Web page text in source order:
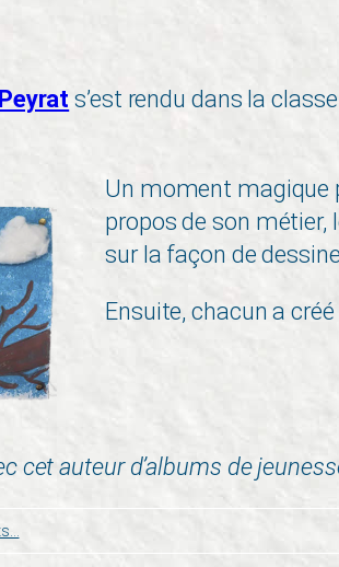
s’est rendu dans la
Un moment magique
propos de son métier,
sur la façon de
Ensuite, chacun a
cet auteur d’albums de